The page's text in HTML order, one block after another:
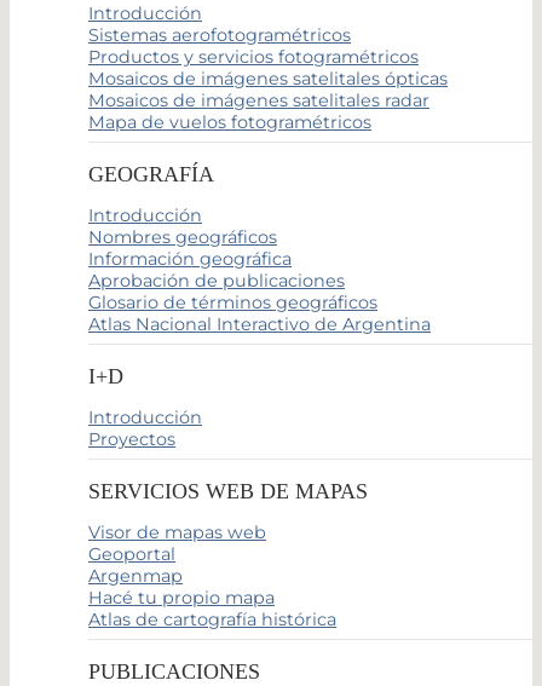
Introducción
Sistemas aerofotogramétricos
Productos y servicios fotogramétricos
Mosaicos de imágenes satelitales ópticas
Mosaicos de imágenes satelitales radar
Mapa de vuelos fotogramétricos
GEOGRAFÍA
Introducción
Nombres geográficos
Información geográfica
Aprobación de publicaciones
Glosario de términos geográficos
Atlas Nacional Interactivo de Argentina
I+D
Introducción
Proyectos
SERVICIOS WEB DE MAPAS
Visor de mapas web
Geoportal
Argenmap
Hacé tu propio mapa
Atlas de cartografía histórica
PUBLICACIONES